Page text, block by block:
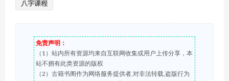
八字课程
免责声明：
（1）站内所有资源均来自互联网收集或用户上传分享，本
站不拥有此类资源的版权
（2）古籍书阁作为网络服务提供者,对非法转载,盗版行为